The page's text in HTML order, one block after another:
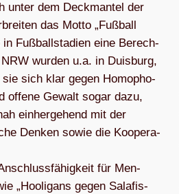
unter dem Deck­man­tel der
das Motto „Fuß­ball
in Fuß­ball­sta­dien eine Berech­
wur­den u.a. in Duis­burg,
sie sich klar gegen Homo­pho­
offene Gewalt sogar dazu,
ein­her­ge­hend mit der
Den­ken sowie die Koope­ra­
für Men­
„Hoo­li­gans gegen Sala­fis­